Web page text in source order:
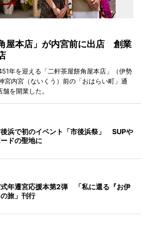
屋本店」が内宮前に出店 創業
年を迎える「二軒茶屋餅角屋本店」（伊勢
宮内宮（ないくう）前の「おはらい町」通
を開業した。
浜で初のイベント「市後浜祭」 SUPや
ドの聖地に
年遷宮応援本第2弾 「私に還る『お伊
旅」刊行